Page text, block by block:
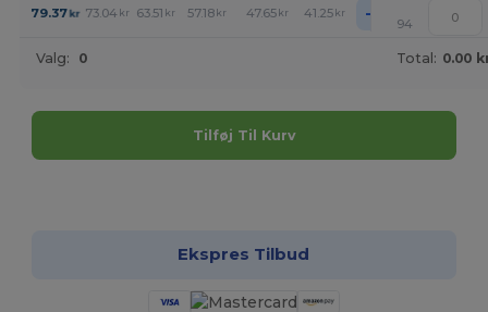
79.37kr 73.04 kr 63.51 kr 57.18 kr 47.65 kr 41.25 kr + 94
Valg: 0 Total: 0.00
Tilføj Til Kurv
Ekspres Tilbud